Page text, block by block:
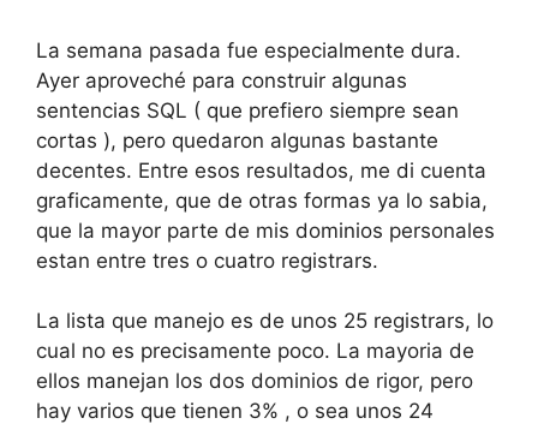
La semana pasada fue especialmente dura.
Ayer aproveché para construir algunas
sentencias SQL ( que prefiero siempre sean
cortas ), pero quedaron algunas bastante
decentes. Entre esos resultados, me di cuenta
graficamente, que de otras formas ya lo sabia,
que la mayor parte de mis dominios personales
estan entre tres o cuatro registrars.
La lista que manejo es de unos 25 registrars, lo
cual no es precisamente poco. La mayoria de
ellos manejan los dos dominios de rigor, pero
hay varios que tienen 3% , o sea unos 24